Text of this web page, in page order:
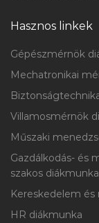
Hasznos linkek
Gépészmérnök
Mechatronikai
Villamosmérnök
Műszaki
Gazdálkodás- és
szakos diákmunka
Kereskedelem
HR diákmunka